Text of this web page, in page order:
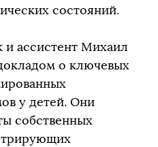
состояний.
ассистент Михаил
о ключевых
у детей. Они
собственных